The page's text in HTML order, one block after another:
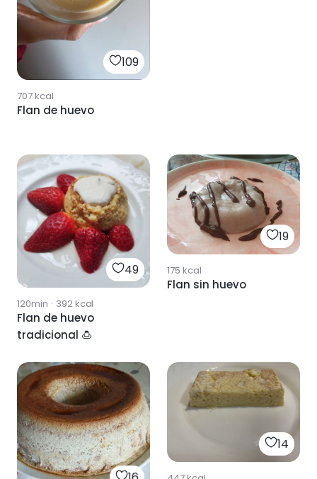
109
707kcal
Flan de huevo
49
120min · 392kcal
Flan de huevo
tradicional 🍮
19
175 kcal
Flan sin huevo
14